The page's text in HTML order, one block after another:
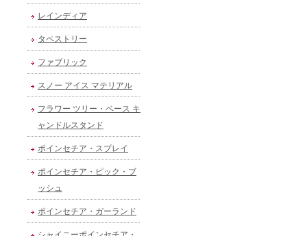
レインディア
タペストリー
ファブリック
スノー アイス マテリアル
フラワー ツリー・ベース キ
ャンドルスタンド
ポインセチア・スプレイ
ポインセチア・ピック・ブ
ッシュ
ポインセチア・ガーランド